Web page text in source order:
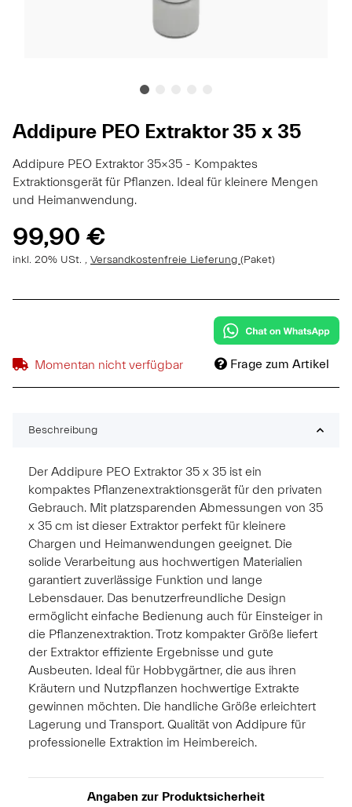
Addipure PEO Extraktor 35 x 35
Addipure PEO Extraktor 35x35 - Kompaktes
Extraktionsgerät für Pflanzen. Ideal für kleinere Mengen
und Heimanwendung.
99,90 €
inkl. 20% USt. , Versandkostenfreie Lieferung (Paket)
Momentan nicht verfügbar Frage zum Artikel
Beschreibung
Der Addipure PEO Extraktor 35 x 35 ist ein
kompaktes Pflanzenextraktionsgerät für den privaten
Gebrauch. Mit platzsparenden Abmessungen von 35
x 35 cm ist dieser Extraktor perfekt für kleinere
Chargen und Heimanwendungen geeignet. Die
solide Verarbeitung aus hochwertigen Materialien
garantiert zuverlässige Funktion und lange
Lebensdauer. Das benutzerfreundliche Design
ermöglicht einfache Bedienung auch für Einsteiger in
die Pflanzenextraktion. Trotz kompakter Größe liefert
der Extraktor effiziente Ergebnisse und gute
Ausbeuten. Ideal für Hobbygärtner, die aus ihren
Kräutern und Nutzpflanzen hochwertige Extrakte
gewinnen möchten. Die handliche Größe erleichtert
Lagerung und Transport. Qualität von Addipure für
professionelle Extraktion im Heimbereich.
Angaben zur Produktsicherheit